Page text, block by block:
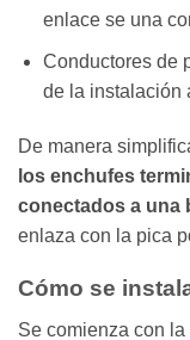
enlace se una
Conductores de
de la instalación
De manera
los enchufes
conectados a una
enlaza con la pica
Cómo se
Se comienza con